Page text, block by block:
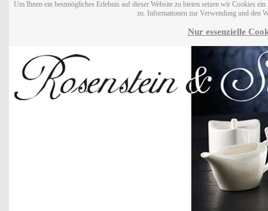
Um Ihnen ein bestmögliches Erlebnis auf dieser Website zu bieten setzen wir Cookies
zu. Informationen zur Verwendung und den
Nur essenzielle